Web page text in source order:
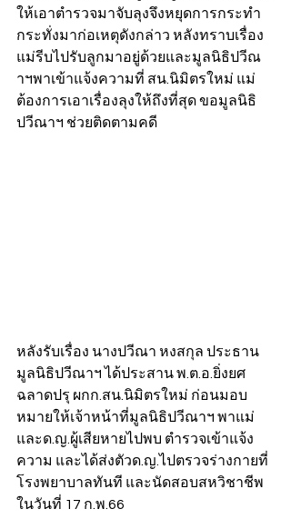
ให้เอาตำรวจมาจับลุงจึงหยุดการกระทำ
กระทั่งมาก่อเหตุดังกล่าว หลังทราบเรื่อง
แม่รีบไปรับลูกมาอยู่ด้วยและมูลนิธิปวีณ
าฯพาเข้าแจ้งความที่ สน.นิมิตรใหม่ แม่
ต้องการเอาเรื่องลุงให้ถึงที่สุด ขอมูลนิธิ
ปวีณาฯ ช่วยติดตามคดี
หลังรับเรื่อง นางปวีณา หงสกุล ประธาน
มูลนิธิปวีณาฯ ได้ประสาน พ.ต.อ.ยิ่งยศ
ฉลาดปรุ ผกก.สน.นิมิตรใหม่ ก่อนมอบ
หมายให้เจ้าหน้าที่มูลนิธิปวีณาฯ พาแม่
และด.ญ.ผู้เสียหายไปพบ ตำรวจเข้าแจ้ง
ความ และได้ส่งตัวด.ญ.ไปตรวจร่างกายที่
โรงพยาบาลทันที และนัดสอบสหวิชาชีพ
ในวันที่ 17 ก.พ.66